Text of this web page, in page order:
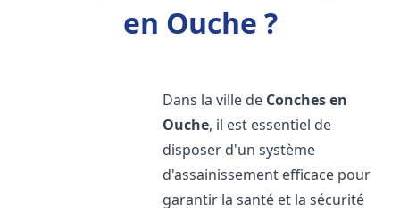
en Ouche ?
Dans la ville de Conches en
Ouche, il est essentiel de
disposer d'un système
d'assainissement efficace pour
garantir la santé et la sécurité